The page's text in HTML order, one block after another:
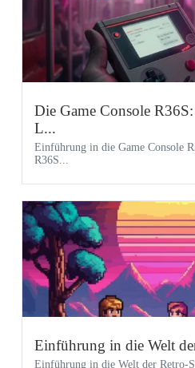
Die Game Console
L...
Einführung in die Game Console
R36S...
Einführung in die Welt
Einführung in die Welt der Retro-